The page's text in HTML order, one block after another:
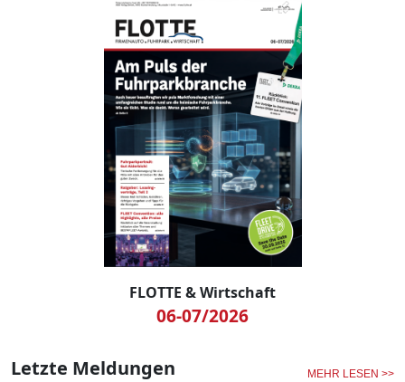
FLOTTE & Wirtschaft
06-07/2026
Letzte Meldungen MEHR LESEN >>